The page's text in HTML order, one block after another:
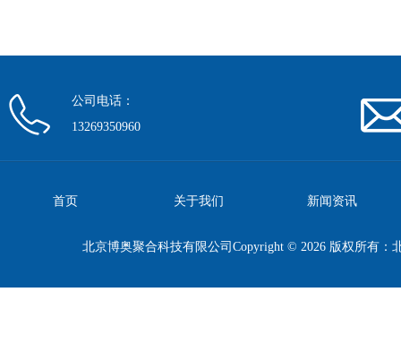
公司电话：
13269350960
首页 关于我们 新闻资讯
北京博奥聚合科技有限公司Copyright © 2026 版权所有